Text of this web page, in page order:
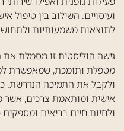
ועיסויים. השילוב בין טיפול
לתוצאות משמעותיות
גישה הוליסטית זו מסמלת את
מטפלת ותומכת, שמאפשרת
ולקבל את התמיכה הנדרשת.
אישית ומותאמת צרכים, אשר
ולחיות חיים בריאים